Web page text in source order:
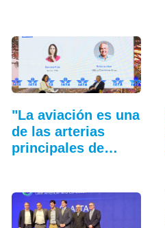
"La aviación es una
de las arterias
principales de…